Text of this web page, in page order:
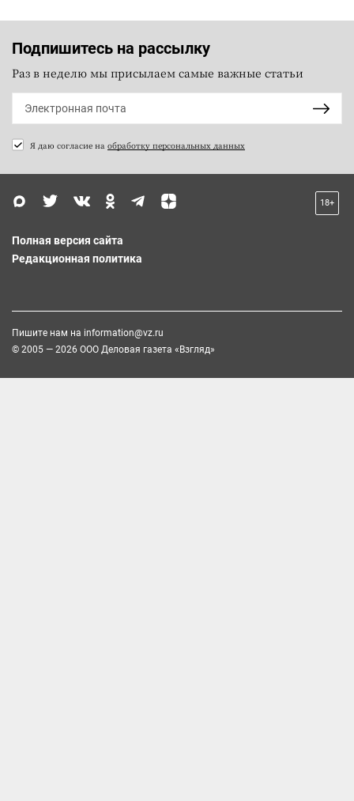
Подпишитесь на рассылку
Раз в неделю мы присылаем самые важные статьи
Я даю согласие на обработку персональных данных
18+
Полная версия сайта
Редакционная политика
Пишите нам на information@vz.ru
© 2005 — 2026 ООО Деловая газета «Взгляд»